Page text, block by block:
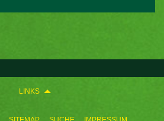
LINKS